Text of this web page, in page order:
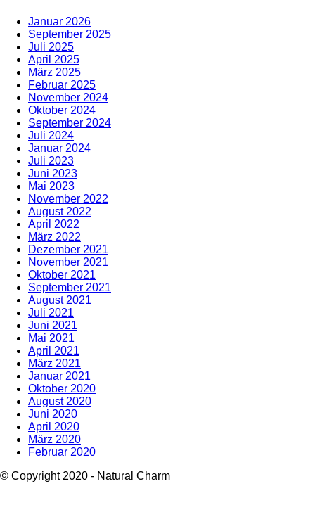
Januar 2026
September 2025
Juli 2025
April 2025
März 2025
Februar 2025
November 2024
Oktober 2024
September 2024
Juli 2024
Januar 2024
Juli 2023
Juni 2023
Mai 2023
November 2022
August 2022
April 2022
März 2022
Dezember 2021
November 2021
Oktober 2021
September 2021
August 2021
Juli 2021
Juni 2021
Mai 2021
April 2021
März 2021
Januar 2021
Oktober 2020
August 2020
Juni 2020
April 2020
März 2020
Februar 2020
© Copyright 2020 - Natural Charm